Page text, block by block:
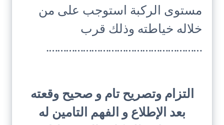
مستوى الركبة استوجب على من
خلاله خياطته وذلك قرب
……………………………………………….
التزام وتصريح تام و صحيح وقعته
بعد الإطلاع و الفهم التامين له